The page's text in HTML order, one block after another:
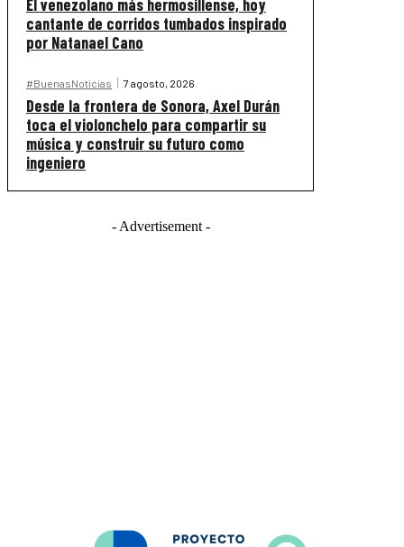
El venezolano más hermosillense, hoy
cantante de corridos tumbados inspirado
por Natanael Cano
#BuenasNoticias 7 agosto, 2026
Desde la frontera de Sonora, Axel Durán
toca el violonchelo para compartir su
música y construir su futuro como
ingeniero
- Advertisement -